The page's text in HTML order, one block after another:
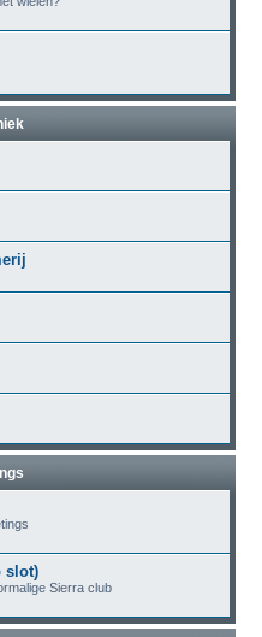
slot)
Sierra club